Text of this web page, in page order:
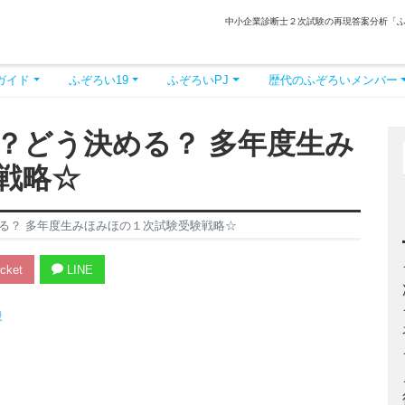
中小企業診断士２次試験の再現答案分析「
イド ふぞろい19 ふぞろいPJ 歴代のふぞろいメンバー
どう決める？ 多年度生み
略☆
？ 多年度生みほみほの１次試験受験戦略☆
LINE